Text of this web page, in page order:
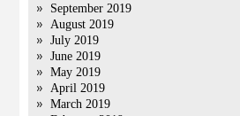
September 2019
August 2019
July 2019
June 2019
May 2019
April 2019
March 2019